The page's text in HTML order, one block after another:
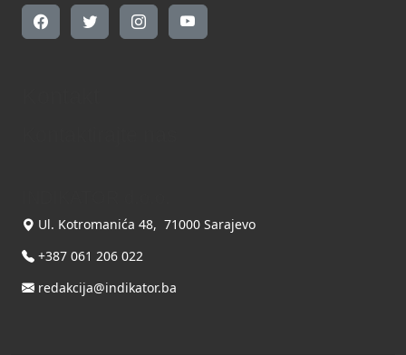
Ul. Kotromanića 48, 71000 Sarajevo
+387 061 206 022
redakcija@indikator.ba